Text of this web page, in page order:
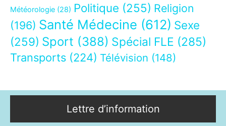
Météorologie (28) Politique (255) Religion
(196) Santé Médecine (612) Sexe
(259) Sport (388) Spécial FLE (285)
Transports (224) Télévision (148)
Lettre d’information